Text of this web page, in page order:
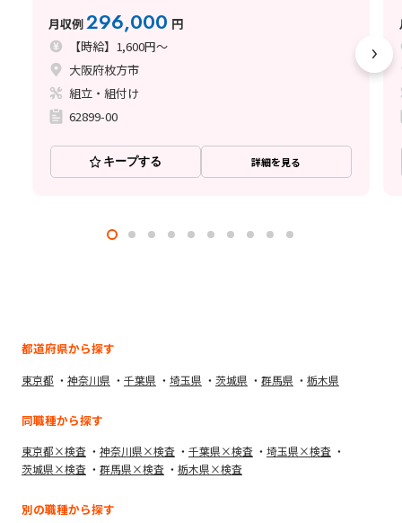
月収例296,000 円
【時給】1,600円～
大阪府枚方市
組立・組付け
62899-00
キープする 詳細を見る
都道府県から探す
東京都 神奈川県 千葉県 埼玉県 茨城県 群馬県 栃木県
同職種から探す
東京都×検査 神奈川県×検査 千葉県×検査
埼玉県×検査
茨城県×検査
群馬県×検査 栃木県×検査
別の職種から探す